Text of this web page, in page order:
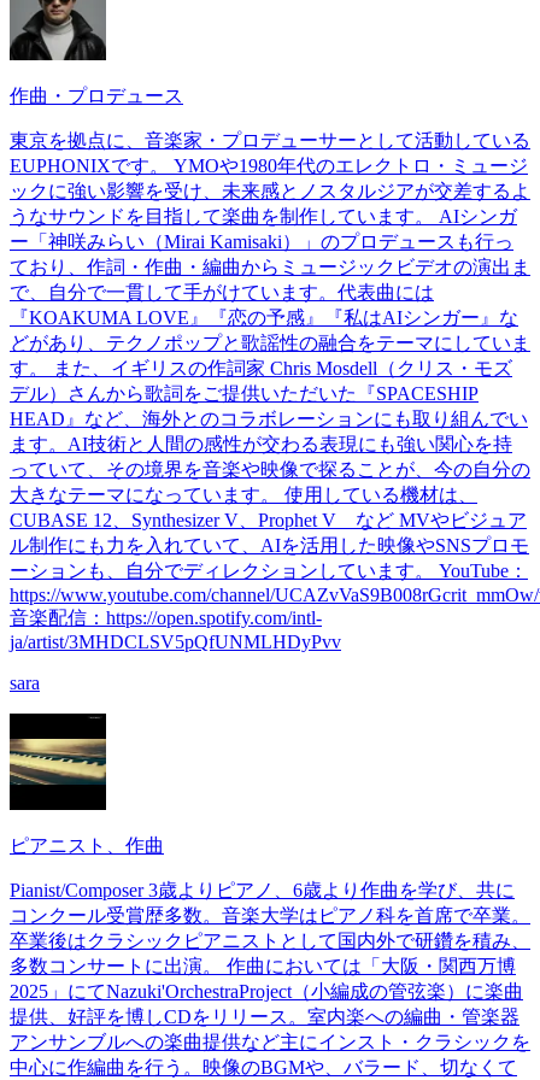
作曲・プロデュース
東京を拠点に、音楽家・プロデューサーとして活動している
EUPHONIXです。 YMOや1980年代のエレクトロ・ミュージ
ックに強い影響を受け、未来感とノスタルジアが交差するよ
うなサウンドを目指して楽曲を制作しています。 AIシンガ
ー「神咲みらい（Mirai Kamisaki）」のプロデュースも行っ
ており、作詞・作曲・編曲からミュージックビデオの演出ま
で、自分で一貫して手がけています。代表曲には
『KOAKUMA LOVE』『恋の予感』『私はAIシンガー』な
どがあり、テクノポップと歌謡性の融合をテーマにしていま
す。 また、イギリスの作詞家 Chris Mosdell（クリス・モズ
デル）さんから歌詞をご提供いただいた『SPACESHIP
HEAD』など、海外とのコラボレーションにも取り組んでい
ます。AI技術と人間の感性が交わる表現にも強い関心を持
っていて、その境界を音楽や映像で探ることが、今の自分の
大きなテーマになっています。 使用している機材は、
CUBASE 12、Synthesizer V、Prophet V など MVやビジュア
ル制作にも力を入れていて、AIを活用した映像やSNSプロモ
ーションも、自分でディレクションしています。 YouTube：
https://www.youtube.com/channel/
音楽配信：https://open.spotify.com/intl-
ja/artist/3MHDCLSV5pQfUNMLHDyPvv
sara
ピアニスト、作曲
Pianist/Composer 3歳よりピアノ、6歳より作曲を学び、共に
コンクール受賞歴多数。音楽大学はピアノ科を首席で卒業。
卒業後はクラシックピアニストとして国内外で研鑽を積み、
多数コンサートに出演。 作曲においては「大阪・関西万博
2025」にてNazuki'OrchestraProject（小編成の管弦楽）に楽曲
提供、好評を博しCDをリリース。室内楽への編曲・管楽器
アンサンブルへの楽曲提供など主にインスト・クラシックを
中心に作編曲を行う。映像のBGMや、バラード、切なくて